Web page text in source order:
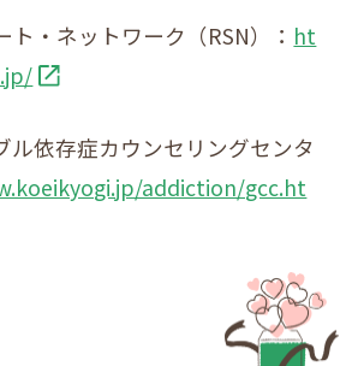
ト・ネットワーク（RSN）： ht
ル依存症カウンセリングセンタ
addiction/gcc.ht